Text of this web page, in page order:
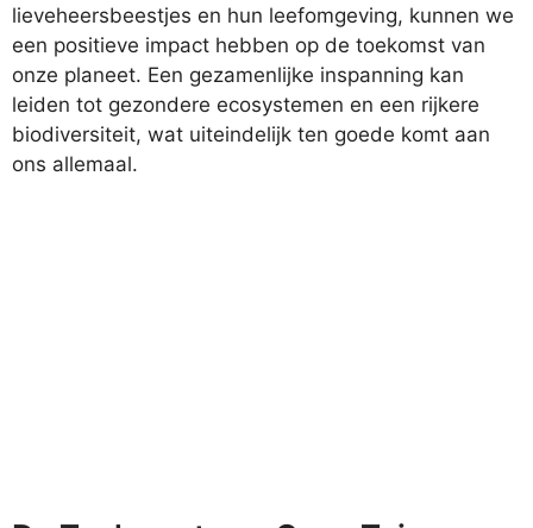
lieveheersbeestjes en hun leefomgeving, kunnen we
een positieve impact hebben op de toekomst van
onze planeet. Een gezamenlijke inspanning kan
leiden tot gezondere ecosystemen en een rijkere
biodiversiteit, wat uiteindelijk ten goede komt aan
ons allemaal.